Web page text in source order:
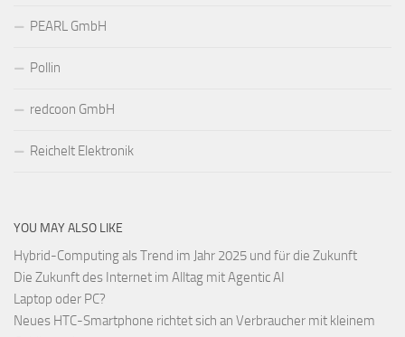
PEARL GmbH
Pollin
redcoon GmbH
Reichelt Elektronik
YOU MAY ALSO LIKE
Hybrid-Computing als Trend im Jahr 2025 und für die Zukunft
Die Zukunft des Internet im Alltag mit Agentic AI
Laptop oder PC?
Neues HTC-Smartphone richtet sich an Verbraucher mit kleinem